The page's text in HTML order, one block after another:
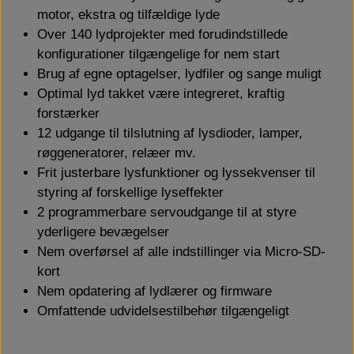
LASTBILER
2 AKSLET
3 AKSLET
4 AKSLET
TRAILER
ANHÆNGER
ELEKTRONIK
DIODER
1,8 MM DIODE
2,0 MM DIODER
3 MM DIODE
2X5 MM DIODER
LEDNINGER
KRYMPEFLEX OG SPIRAL SLANGE
MODSTANDE
ROTORBLINK
LASTBIL OPBYGNING
DÆK OG FÆLGE
KARDAN
AKSLER OG STYRTØJ
FØRERHUS TILBEHØR
TRAILER OG PÅHÆNGSVOGN
OPBYGNING
DÆK OG FÆLGE
KONGEBOLT
TILBEHØR
BOR OG SNITTAPPER
HYDRAULIK
BYGGESÆT
LASTBILER
2 AKSLET
3 AKSLET
TRAILER
ANHÆNGER
ELEKTRONIK
DIODER
1,8 MM DIODE
LEDNINGER
KRYMPEFLEX OG SPIRAL SLANGE
LASTBIL OPBYGNING
DÆK OG FÆLGE
AKSLER OG STYRTØJ
TRAILER OG PÅHÆNGSVOGN
OPBYGNING
DÆK OG FÆLGE
TILBEHØR
motor, ekstra og tilfældige lyde
Over 140 lydprojekter med forudindstillede
konfigurationer tilgængelige for nem start
Brug af egne optagelser, lydfiler og sange muligt
Optimal lyd takket være integreret, kraftig
forstærker
12 udgange til tilslutning af lysdioder, lamper,
røggeneratorer, relæer mv.
Frit justerbare lysfunktioner og lyssekvenser til
styring af forskellige lyseffekter
2 programmerbare servoudgange til at styre
yderligere bevægelser
Nem overførsel af alle indstillinger via Micro-SD-
kort
Nem opdatering af lydlærer og firmware
Omfattende udvidelsestilbehør tilgængeligt